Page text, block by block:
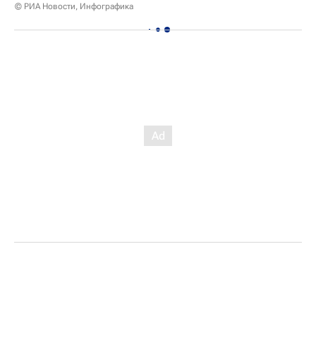
© РИА Новости, Инфографика